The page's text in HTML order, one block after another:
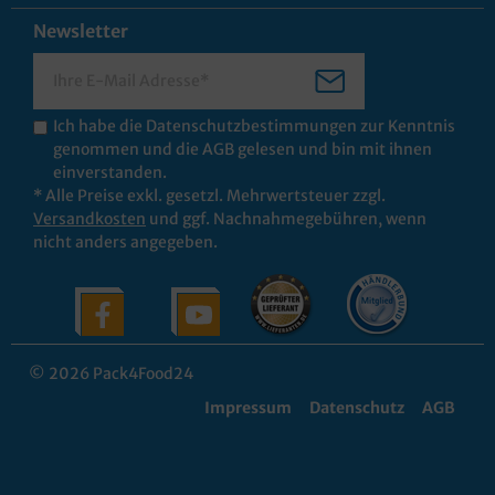
Newsletter
Ich habe die Datenschutzbestimmungen zur Kenntnis
genommen und die AGB gelesen und bin mit ihnen
einverstanden.
* Alle Preise exkl. gesetzl. Mehrwertsteuer zzgl.
Versandkosten und ggf. Nachnahmegebühren, wenn
nicht anders angegeben.
© 2026 Pack4Food24
Impressum
Datenschutz AGB